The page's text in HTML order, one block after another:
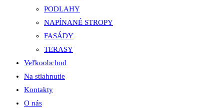
PODLAHY
NAPÍNANÉ STROPY
FASÁDY
TERASY
Veľkoobchod
Na stiahnutie
Kontakty
O nás